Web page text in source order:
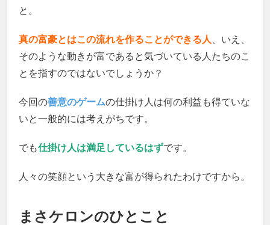
と。
真の富豪とはこの流れを作ることができる人
、いえ、
そのような動きが富であると気づいている人たちのこ
とを指すのではないでしょうか？
今回の善意のゲームの仕掛け人は何の利益も得ていな
いと一般的には考えがちです。
でも仕掛け人は満足しているはずです。
人々の笑顔という大きな富が得られたわけですから。
まさケロンのひとこと